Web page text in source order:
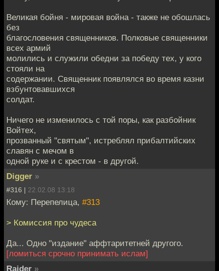
Великая бойня - мировая война - также не обошлась
без
благословения священников. Полковые священники
всех армий
молились и служили обедни за победу тех, у кого
стояли на
содержании. Священник появлялся во время казни
взбунтовавшихся
солдат.
Ничего не изменилось с той поры, как разбойник
Войтех,
прозванный "святым", истреблял прибалтийских
славян с мечом в
одной руке и с крестом - в другой.
Digger »
#316 | 22.02.08 13:18
Кому: Перепелица, #313
> Комиссия про чудеса
Да... Одно "издание" аффтаритетней другого.
[ломиться срочно принимать ислам]
Raider »